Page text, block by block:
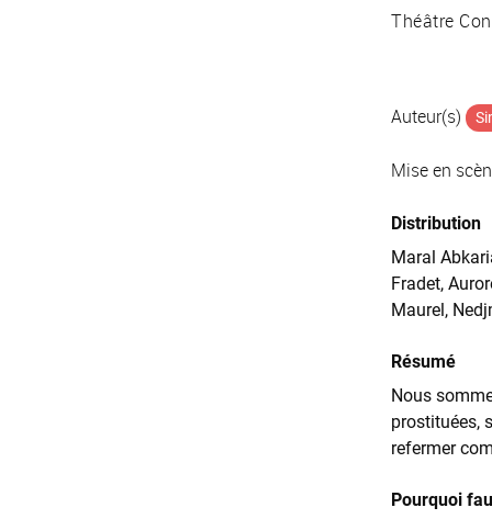
Théâtre
Auteur(s)
Mise en
Distribution
Maral
Fradet,
Maurel,
Résumé
Nous
prostituées,
refermer
Pourquoi